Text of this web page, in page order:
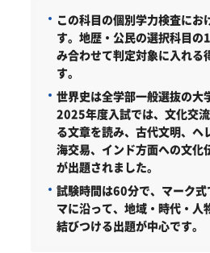
この科目の個別学力検査に
す。地歴・公民の選択科目の
み合わせて判定対象に入れる
す。
世界史は全学部一般選抜の大
2025年度入試では、文化交
る文章を読み、古代文明、ヘ
海交易、インド方面への文化
が出題されました。
試験時間は60分で、マーク
マに沿って、地域・時代・人
結びつける出題が中心です。